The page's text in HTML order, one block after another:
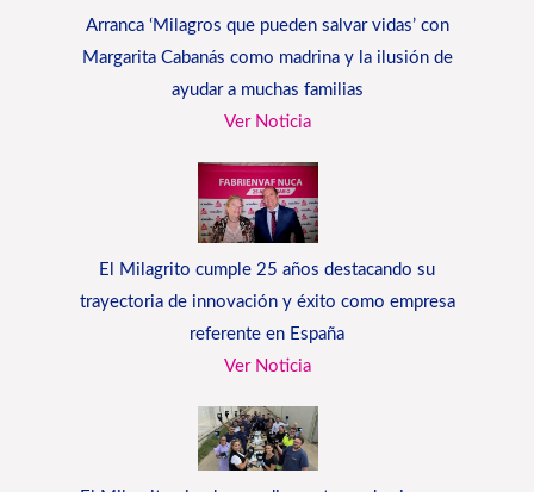
Arranca ‘Milagros que pueden salvar vidas’ con
Margarita Cabanás como madrina y la ilusión de
ayudar a muchas familias
Ver Noticia
El Milagrito cumple 25 años destacando su
trayectoria de innovación y éxito como empresa
referente en España
Ver Noticia